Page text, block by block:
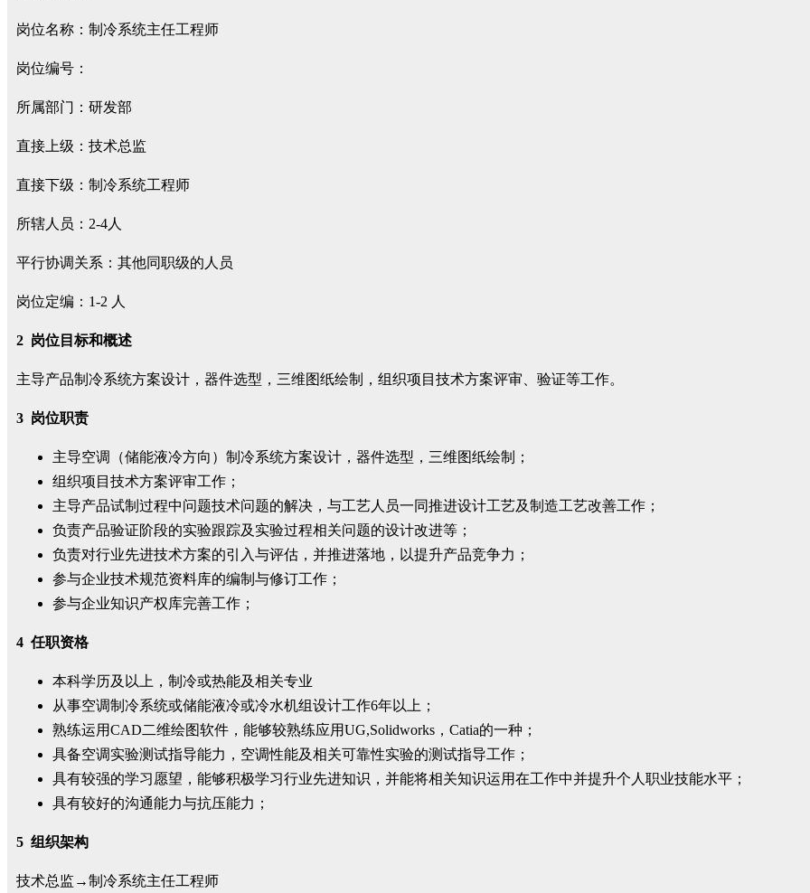
岗位名称：制冷系统主任工程师
岗位编号：
所属部门：研发部
直接上级：技术总监
直接下级：制冷系统工程师
所辖人员：2-4人
平行协调关系：其他同职级的人员
岗位定编：1-2 人
2 岗位目标和概述
主导产品制冷系统方案设计，器件选型，三维图纸绘制，组织项目技术方案评审、验证等工作。
3 岗位职责
主导空调（储能液冷方向）制冷系统方案设计，器件选型，三维图纸绘制；
组织项目技术方案评审工作；
主导产品试制过程中问题技术问题的解决，与工艺人员一同推进设计工艺及制造工艺改善工作；
负责产品验证阶段的实验跟踪及实验过程相关问题的设计改进等；
负责对行业先进技术方案的引入与评估，并推进落地，以提升产品竞争力；
参与企业技术规范资料库的编制与修订工作；
参与企业知识产权库完善工作；
4 任职资格
本科学历及以上，制冷或热能及相关专业
从事空调制冷系统或储能液冷或冷水机组设计工作6年以上；
熟练运用CAD二维绘图软件，能够较熟练应用UG,Solidworks，Catia的一种；
具备空调实验测试指导能力，空调性能及相关可靠性实验的测试指导工作；
具有较强的学习愿望，能够积极学习行业先进知识，并能将相关知识运用在工作中并提升个人职业技能水平；
具有较好的沟通能力与抗压能力；
5 组织架构
技术总监→制冷系统主任工程师